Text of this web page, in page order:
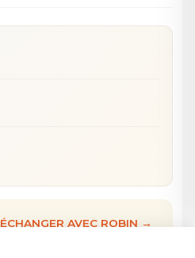
ÉCHANGER AVEC ROBIN →